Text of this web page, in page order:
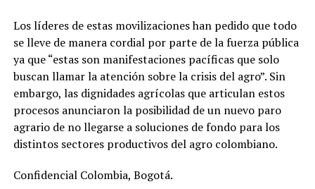
Los líderes de estas movilizaciones han pedido que todo
se lleve de manera cordial por parte de la fuerza pública
ya que “estas son manifestaciones pacíficas que solo
buscan llamar la atención sobre la crisis del agro”. Sin
embargo, las dignidades agrícolas que articulan estos
procesos anunciaron la posibilidad de un nuevo paro
agrario de no llegarse a soluciones de fondo para los
distintos sectores productivos del agro colombiano.
Confidencial Colombia, Bogotá.